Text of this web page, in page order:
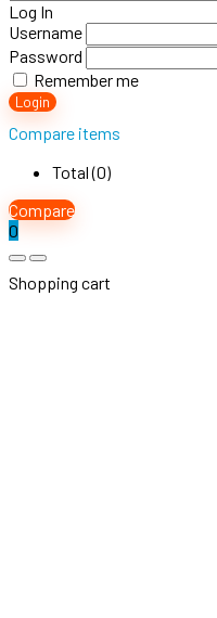
Log In
Username
Password
Remember me
Login
Compare items
Total (0)
Compare
0
Shopping cart